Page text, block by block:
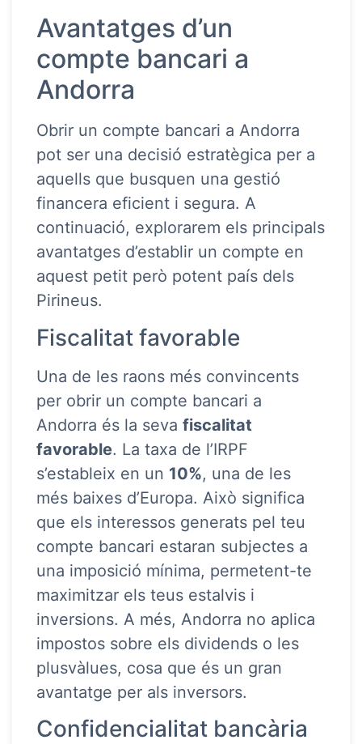
Avantatges d’un
compte bancari a
Andorra
Obrir un compte bancari a Andorra
pot ser una decisió estratègica per a
aquells que busquen una gestió
financera eficient i segura. A
continuació, explorarem els principals
avantatges d’establir un compte en
aquest petit però potent país dels
Pirineus.
Fiscalitat favorable
Una de les raons més convincents
per obrir un compte bancari a
Andorra és la seva fiscalitat
favorable. La taxa de l’IRPF
s’estableix en un 10%, una de les
més baixes d’Europa. Això significa
que els interessos generats pel teu
compte bancari estaran subjectes a
una imposició mínima, permetent-te
maximitzar els teus estalvis i
inversions. A més, Andorra no aplica
impostos sobre els dividends o les
plusvàlues, cosa que és un gran
avantatge per als inversors.
Confidencialitat bancària